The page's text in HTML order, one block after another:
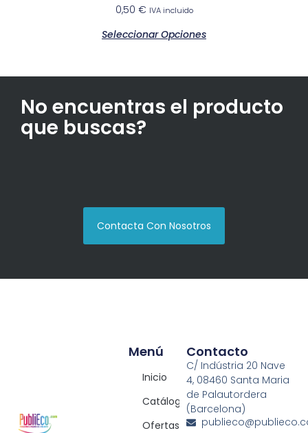
0,50 € IVA incluido
Seleccionar Opciones
No encuentras el producto
que buscas?
Contacta Con Nosotros
Menú
Inicio
Catálogos
Ofertas
Contacto
C/ Indústria 20 Nave
4, 08460 Santa Maria
de Palautordera
(Barcelona)